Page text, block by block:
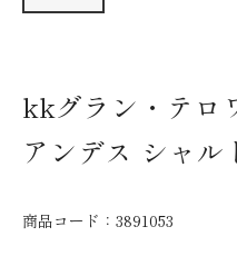
kkグラン・テロ
アンデス シャル
商品コード： 3891053